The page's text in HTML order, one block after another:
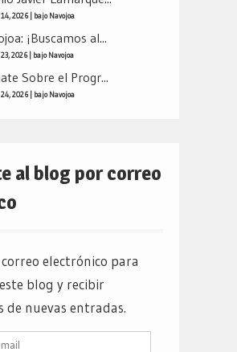
2026| bajoNavojoa
¡Buscamos al...
2026| bajoNavojoa
Sobre el Progr...
2026| bajoNavojoa
al blog por correo
electrónico para
blog y recibir
de nuevas entradas.